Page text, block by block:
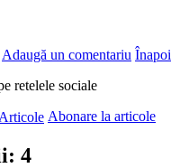
Adaugă un comentariu Înapoi
retelele sociale
Abonare la articole
4